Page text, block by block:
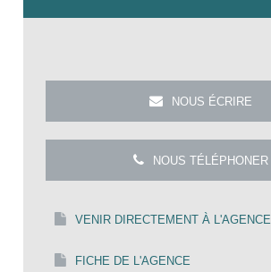
NOUS ÉCRIRE
NOUS TÉLÉPHONER
VENIR DIRECTEMENT À L'AGENCE
FICHE DE L'AGENCE